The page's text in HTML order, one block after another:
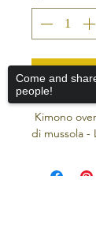
Kimono
di mussola -
Come and
people!